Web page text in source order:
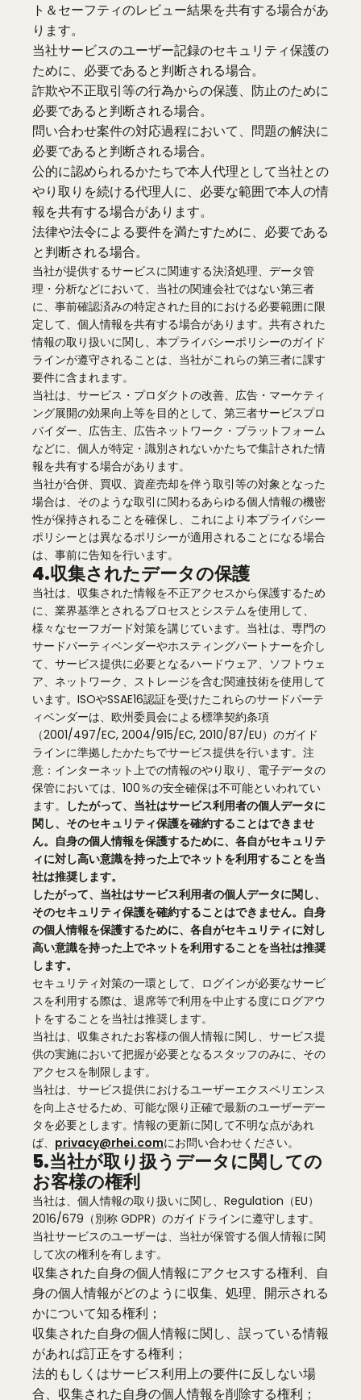
ト＆セーフティのレビュー結果を共有する場合があ
ります。
当社サービスのユーザー記録のセキュリティ保護の
ために、必要であると判断される場合。
詐欺や不正取引等の行為からの保護、防止のために
必要であると判断される場合。
問い合わせ案件の対応過程において、問題の解決に
必要であると判断される場合。
公的に認められるかたちで本人代理として当社との
やり取りを続ける代理人に、必要な範囲で本人の情
報を共有する場合があります。
法律や法令による要件を満たすために、必要である
と判断される場合。
当社が提供するサービスに関連する決済処理、データ管
理・分析などにおいて、当社の関連会社ではない第三者
に、事前確認済みの特定された目的における必要範囲に限
定して、個人情報を共有する場合があります。共有された
情報の取り扱いに関し、本プライバシーポリシーのガイド
ラインが遵守されることは、当社がこれらの第三者に課す
要件に含まれます。
当社は、サービス・プロダクトの改善、広告・マーケティ
ング展開の効果向上等を目的として、第三者サービスプロ
バイダー、広告主、広告ネットワーク・プラットフォーム
などに、個人が特定・識別されないかたちで集計された情
報を共有する場合があります。
当社が合併、買収、資産売却を伴う取引等の対象となった
場合は、そのような取引に関わるあらゆる個人情報の機密
性が保持されることを確保し、これにより本プライバシー
ポリシーとは異なるポリシーが適用されることになる場合
は、事前に告知を行います。
4.収集されたデータの保護
当社は、収集された情報を不正アクセスから保護するため
に、業界基準とされるプロセスとシステムを使用して、
様々なセーフガード対策を講じています。当社は、専門の
サードパーティベンダーやホスティングパートナーを介し
て、サービス提供に必要となるハードウェア、ソフトウェ
ア、ネットワーク、ストレージを含む関連技術を使用して
います。ISOやSSAE16認証を受けたこれらのサードパーテ
ィベンダーは、欧州委員会による標準契約条項
（2001/497/EC, 2004/915/EC, 2010/87/EU）のガイド
ラインに準拠したかたちでサービス提供を行います。注
意：インターネット上での情報のやり取り、電子データの
保管においては、100％の安全確保は不可能といわれてい
ます。 したがって、当社はサービス利用者の個人データに
関し、そのセキュリティ保護を確約することはできませ
ん。自身の個人情報を保護するために、各自がセキュリテ
ィに対し高い意識を持った上でネットを利用することを当
社は推奨します。
したがって、当社はサービス利用者の個人データに関し、
そのセキュリティ保護を確約することはできません。自身
の個人情報を保護するために、各自がセキュリティに対し
高い意識を持った上でネットを利用することを当社は推奨
します。
セキュリティ対策の一環として、ログインが必要なサービ
スを利用する際は、退席等で利用を中止する度にログアウ
トをすることを当社は推奨します。
当社は、収集されたお客様の個人情報に関し、サービス提
供の実施において把握が必要となるスタッフのみに、その
アクセスを制限します。
当社は、サービス提供におけるユーザーエクスペリエンス
を向上させるため、可能な限り正確で最新のユーザーデー
タを必要とします。情報の更新に関して不明な点があれ
ば、 privacy@rhei.comにお問い合わせください。
5.当社が取り扱うデータに関しての
お客様の権利
当社は、個人情報の取り扱いに関し、Regulation（EU）
2016/679（別称 GDPR）のガイドラインに遵守します。
当社サービスのユーザーは、当社が保管する個人情報に関
して次の権利を有します。
収集された自身の個人情報にアクセスする権利、自
身の個人情報がどのように収集、処理、開示される
かについて知る権利；
収集された自身の個人情報に関し、誤っている情報
があれば訂正をする権利；
法的もしくはサービス利用上の要件に反しない場
合、収集された自身の個人情報を削除する権利；